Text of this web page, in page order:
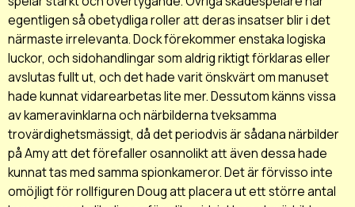
egentligen så obetydliga roller att deras insatser blir i det
närmaste irrelevanta. Dock förekommer enstaka logiska
luckor, och sidohandlingar som aldrig riktigt förklaras eller
avslutas fullt ut, och det hade varit önskvärt om manuset
hade kunnat vidarearbetas lite mer. Dessutom känns vissa
av kameravinklarna och närbilderna tveksamma
trovärdighetsmässigt, då det periodvis är sådana närbilder
på Amy att det förefaller osannolikt att även dessa hade
kunnat tas med samma spionkameror. Det är förvisso inte
omöjligt för rollfiguren Doug att placera ut ett större antal